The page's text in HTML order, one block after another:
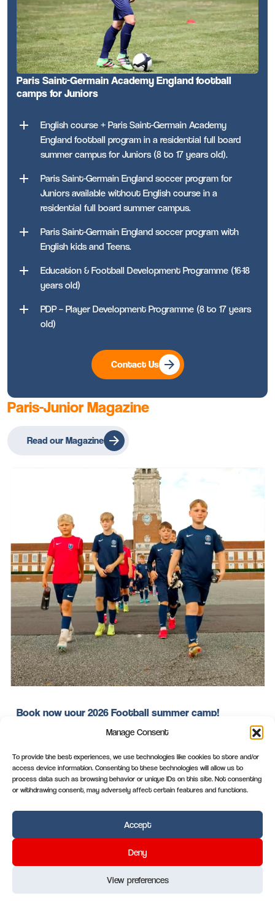
Manage Consent
To provide the best experiences, we use technologies like cookies to store and/or
access device information. Consenting to these technologies will allow us to
process data such as browsing behavior or unique IDs on this site. Not consenting
or withdrawing consent, may adversely affect certain features and functions.
Accept
Deny
View preferences
Paris Saint-Germain Academy England football
camps for Juniors
English course + Paris Saint-Germain Academy
England football program in a residential full board
summer campus for Juniors (8 to 17 years old).
Paris Saint-Germain England soccer program for
Juniors available without English course in a
residential full board summer campus.
Paris Saint-Germain England soccer program with
English kids and Teens.
Education & Football Development Programme (16-18
years old)
PDP – Player Development Programme (8 to 17 years
old)
Contact Us
Paris-Junior Magazine
Read our Magazine
Book now your 2026 Football summer camp!
Academy UK summer camp in Rossall or in the PSG
Academy UK summer camp in the Royal Hospital School in
Ipswich. Learn English and play football in England in summer
Paris-Junior